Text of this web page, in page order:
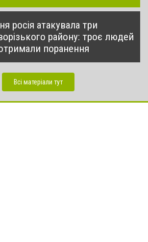
росія атакувала три
району: троє людей
поранення
Всі матеріали тут